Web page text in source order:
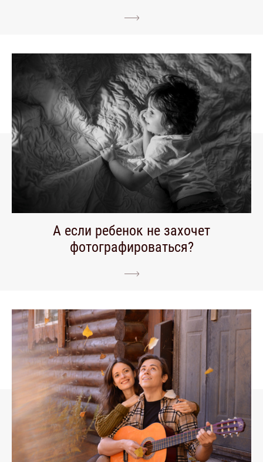
А если ребенок не захочет
фотографироваться?